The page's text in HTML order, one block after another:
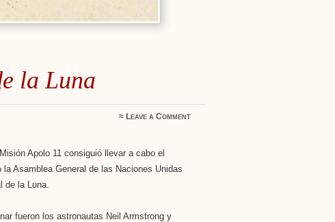
la Luna
≈Leave a Comment
Apolo 11 consiguió llevar a cabo el
Asamblea General de las Naciones Unidas
de la Luna.
fueron los astronautas Neil Armstrong y